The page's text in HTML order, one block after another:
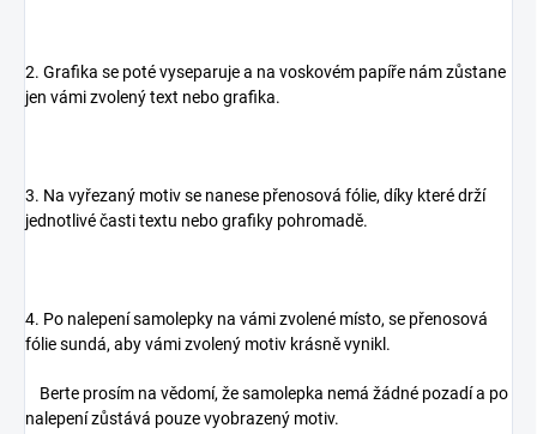
2. Grafika se poté vyseparuje a na voskovém papíře nám zůstane
jen vámi zvolený text nebo grafika.
3. Na vyřezaný motiv se nanese přenosová fólie, díky které drží
jednotlivé časti textu nebo grafiky pohromadě.
4. Po nalepení samolepky na vámi zvolené místo, se přenosová
fólie sundá, aby vámi zvolený motiv krásně vynikl.
Berte prosím na vědomí, že samolepka nemá žádné pozadí a po
nalepení zůstává pouze vyobrazený motiv.